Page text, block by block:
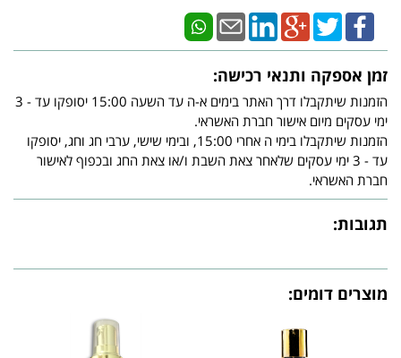
זמן אספקה ותנאי רכישה:
הזמנות שיתקבלו דרך האתר בימים א-ה עד השעה 15:00 יסופקו עד - 3
ימי עסקים מיום אישור חברת האשראי.
הזמנות שיתקבלו בימי ה אחרי 15:00, ובימי שישי, ערבי חג וחג, יסופקו
עד - 3 ימי עסקים שלאחר צאת השבת ו/או צאת החג ובכפוף לאישור
חברת האשראי.
תגובות:
מוצרים דומים: